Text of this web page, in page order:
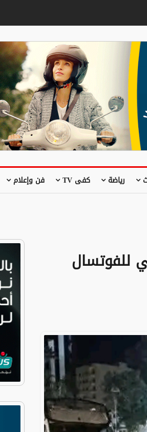
رياضة كفى TV فن وإعلام
للفوتسال